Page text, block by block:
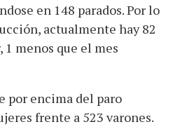
en 148 parados. Por lo
actualmente hay 82
1 menos que el mes
por encima del paro
frente a 523 varones.